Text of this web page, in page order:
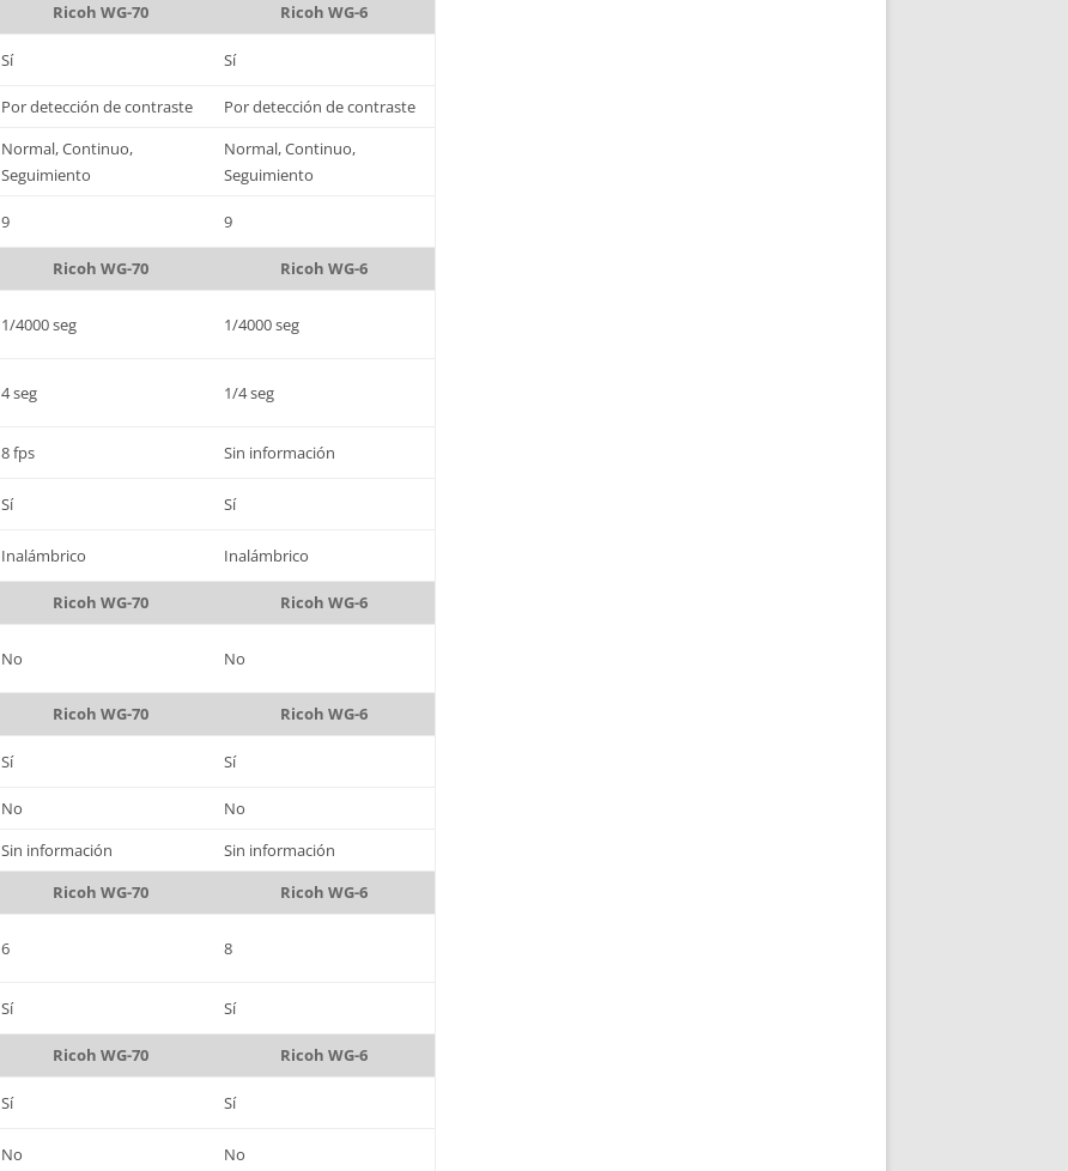
Ricoh WG-70 Ricoh WG-6
Sí Sí
Por detección de contraste Por detección de contraste
Normal, Continuo,
Seguimiento
Normal, Continuo,
Seguimiento
9 9
Ricoh WG-70
Ricoh WG-6
1/4000 seg 1/4000 seg
4 seg 1/4 seg
8 fps Sin información
Sí Sí
Inalámbrico Inalámbrico
Ricoh WG-70 Ricoh WG-6
No No
Ricoh WG-70 Ricoh WG-6
Sí Sí
No
No
Sin información
Sin información
Ricoh WG-70 Ricoh WG-6
6 8
Sí Sí
Ricoh WG-70 Ricoh WG-6
Sí Sí
No No